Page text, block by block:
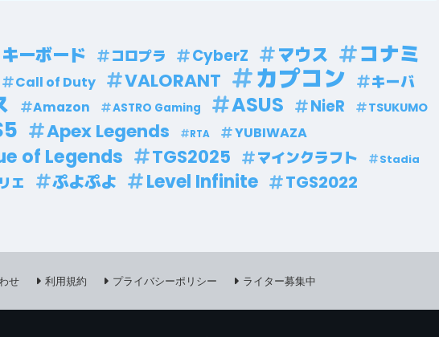
キーボード コロプラ CyberZ マウス コナミ
Call of Duty VALORANT カプコン キーバ
Amazon ASTRO Gaming ASUS NieR TSUKUMO
Apex Legends RTA YUBIWAZA
of Legends TGS2025 マインクラフト Stadia
エ ぷよぷよ Level Infinite
TGS2022
せ 利用規約 プライバシーポリシー ライター募集中